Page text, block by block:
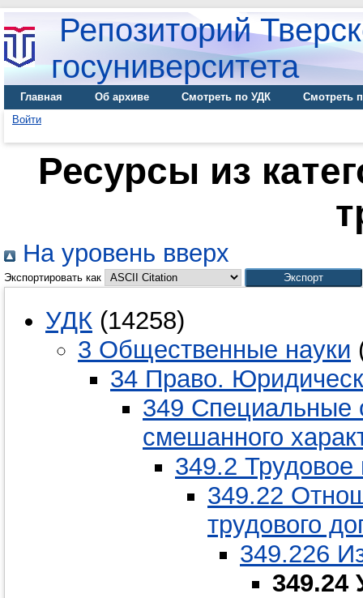
Репозиторий
госуниверситета
Главная Об архиве Смотреть по УДК
Смотреть
Войти
Ресурсы из
На уровень вверх
Экспортировать как
УДК (14258)
3 Общественные науки
34 Право.
349 Специальные
смешанного
349.2 Трудовое
349.22
трудового
349.226
349.24